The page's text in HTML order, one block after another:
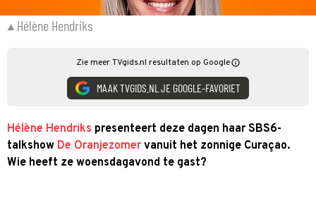
Hélène Hendriks
Zie meer TVgids.nl resultaten op Google
MAAK TVGIDS.NL JE GOOGLE-FAVORIET
Hélène Hendriks presenteert deze dagen haar SBS6-
talkshow De Oranjezomer vanuit het zonnige Curaçao.
Wie heeft ze woensdagavond te gast?